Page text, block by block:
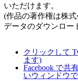
いただけます。
(作品の著作権は株
データのダウンロー
クリックして
ます)
Facebook で共
いウィンドウ